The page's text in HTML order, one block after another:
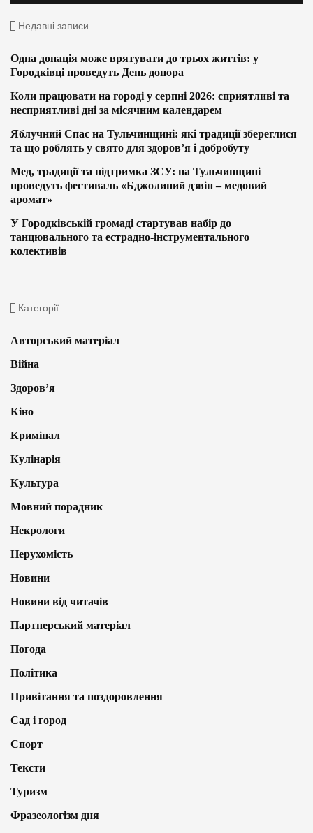
Недавні записи
Одна донація може врятувати до трьох життів: у
Городківці проведуть День донора
Коли працювати на городі у серпні 2026: сприятливі та
несприятливі дні за місячним календарем
Яблучний Спас на Тульчинщині: які традиції збереглися
та що роблять у свято для здоров’я і добробуту
Мед, традиції та підтримка ЗСУ: на Тульчинщині
проведуть фестиваль «Бджолиний дзвін – медовий
аромат»
У Городківській громаді стартував набір до
танцювального та естрадно-інструментального
колективів
Категорії
Авторський матеріал
Війна
Здоров’я
Кіно
Кримінал
Кулінарія
Культура
Мовний порадник
Некрологи
Нерухомість
Новини
Новини від читачів
Партнерський матеріал
Погода
Політика
Привітання та поздоровлення
Сад і город
Спорт
Тексти
Туризм
Фразеологізм дня